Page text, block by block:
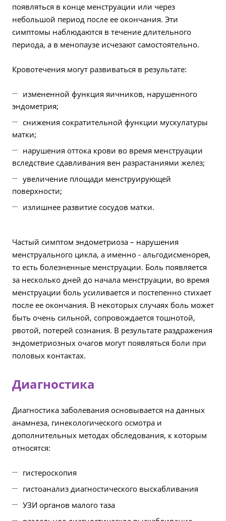
появляться в конце менструации или через
небольшой период после ее окончания. Эти
симптомы наблюдаются в течение длительного
периода, а в менопаузе исчезают самостоятельно.
Кровотечения могут развиваться в результате:
измененной функция яичников, нарушенного
эндометрия;
снижения сократительной функции мускулатуры
матки;
нарушения оттока крови во время менструации
вследствие сдавливания вен разрастаниями желез;
увеличение площади менструирующей
поверхности;
излишнее развитие сосудов матки.
Частый симптом эндометриоза – нарушения
менструального цикла, а именно - альгодисменорея,
то есть болезненные менструации. Боль появляется
за несколько дней до начала менструации, во время
менструации боль усиливается и постепенно стихает
после ее окончания. В некоторых случаях боль может
быть очень сильной, сопровождается тошнотой,
рвотой, потерей сознания. В результате раздражения
эндометриозных очагов могут появляться боли при
половых контактах.
Диагностика
Диагностика заболевания основывается на данных
анамнеза, гинекологического осмотра и
дополнительных методах обследования, к которым
относятся:
гистероскопия
гистоанализ диагностического выскабливания
УЗИ органов малого таза